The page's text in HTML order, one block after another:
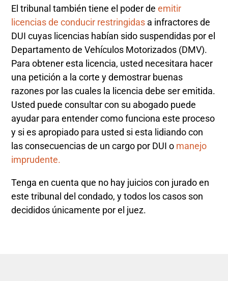
El tribunal también tiene el poder de emitir
licencias de conducir restringidas a infractores de
DUI cuyas licencias habían sido suspendidas por el
Departamento de Vehículos Motorizados (DMV).
Para obtener esta licencia, usted necesitara hacer
una petición a la corte y demostrar buenas
razones por las cuales la licencia debe ser emitida.
Usted puede consultar con su abogado puede
ayudar para entender como funciona este proceso
y si es apropiado para usted si esta lidiando con
las consecuencias de un cargo por DUI o manejo
imprudente.
Tenga en cuenta que no hay juicios con jurado en
este tribunal del condado, y todos los casos son
decididos únicamente por el juez.